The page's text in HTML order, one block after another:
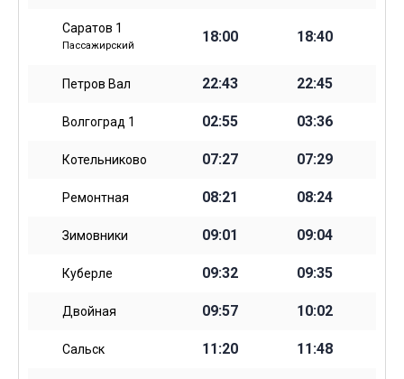
Саратов 1
Пассажирский
18:00 18:40
Петров Вал 22:43 22:45
Волгоград 1 02:55 03:36
Котельниково 07:27 07:29
Ремонтная 08:21 08:24
Зимовники 09:01 09:04
Куберле 09:32 09:35
Двойная 09:57 10:02
Сальск 11:20 11:48